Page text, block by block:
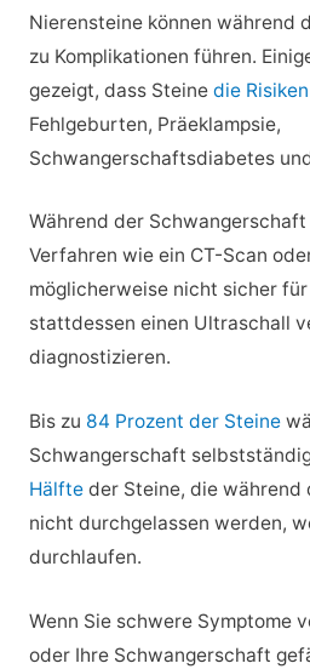
Nierensteine können während
zu Komplikationen führen.
gezeigt, dass Steine die
Fehlgeburten, Präeklampsie,
Schwangerschaftsdiabetes
Während der
Verfahren wie ein CT-Scan
möglicherweise nicht sicher
stattdessen einen Ultraschall
diagnostizieren.
Bis zu 84 Prozent der Steine
Schwangerschaft
Hälfteder Steine, die während
nicht durchgelassen werden,
durchlaufen.
Wenn Sie schwere Symptome
oder Ihre Schwangerschaft